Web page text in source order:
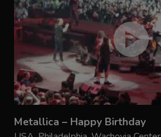
Metallica – Happy Birthday